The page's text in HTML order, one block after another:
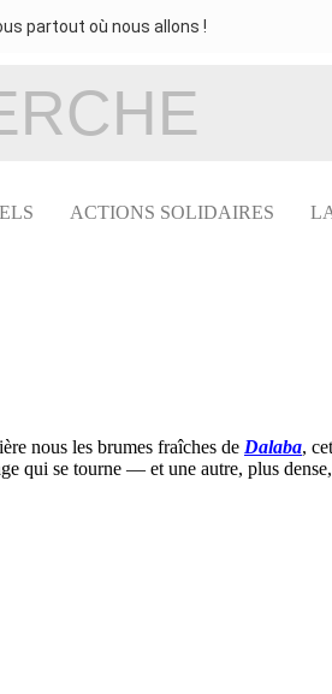
partout où nous allons !
ACTIONS SOLIDAIRES
nous les brumes fraîches de Dalaba,
qui se tourne — et une autre, plus